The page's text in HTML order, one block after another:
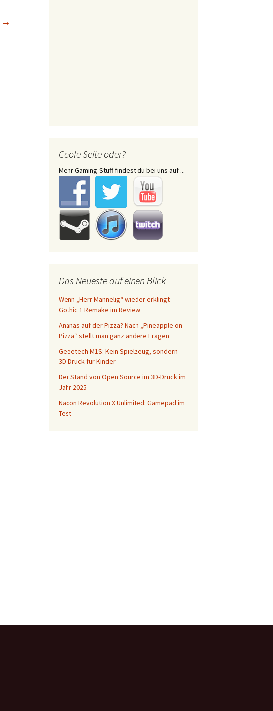
→
Coole Seite oder?
Mehr Gaming-Stuff findest du bei uns auf ...
Das Neueste auf einen Blick
Wenn „Herr Mannelig“ wieder erklingt –
Gothic 1 Remake im Review
Ananas auf der Pizza? Nach „Pineapple on
Pizza“ stellt man ganz andere Fragen
Geeetech M1S: Kein Spielzeug, sondern
3D-Druck für Kinder
Der Stand von Open Source im 3D-Druck im
Jahr 2025
Nacon Revolution X Unlimited: Gamepad im
Test